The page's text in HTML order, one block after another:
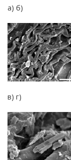
а) б)
в) г)